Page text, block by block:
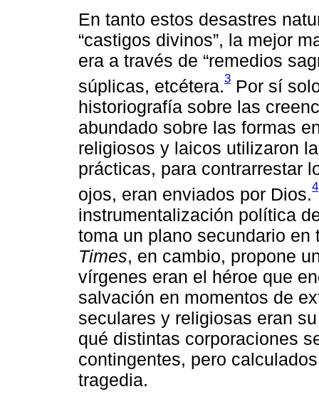
En tanto estos desastres
“castigos divinos”, la mejor
era a través de “remedios
súplicas, etcétera.3 Por sí
historiografía sobre las
abundado sobre las formas
religiosos y laicos utilizaron
prácticas, para contrarrestar
ojos, eran enviados por Dios.4
instrumentalización política
toma un plano secundario
Times, en cambio, propone
vírgenes eran el héroe que
salvación en momentos de
seculares y religiosas eran
qué distintas corporaciones
contingentes, pero
tragedia.